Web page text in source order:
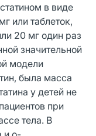
в виде
или таблеток,
20 мг один раз
значительной
модели
была масса
у детей не
при
тела. В